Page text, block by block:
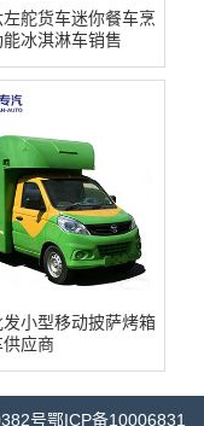
舵货车迷你餐车烹
冰淇淋车销售
小型移动披萨烤箱
应商
号鄂ICP备10006831